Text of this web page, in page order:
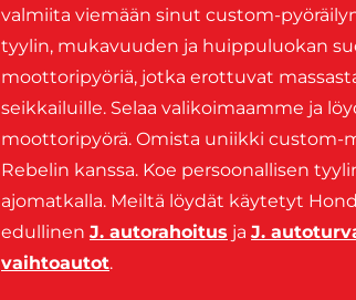
valmiita viemään sinut custom-
tyylin, mukavuuden ja huippuluokan
moottoripyöriä, jotka erottuvat
seikkailuille. Selaa valikoimaamme ja
moottoripyörä. Omista uniikki custom-
Rebelin kanssa. Koe persoonallisen
ajomatkalla. Meiltä löydät käytetyt
edullinen J. autorahoitus ja J.
vaihtoautot.